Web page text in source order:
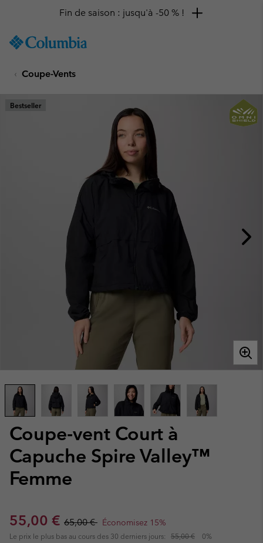
TO
SKIP
MAIN
NAV
Fin de saison : jusqu'à -50 % !
Coupe-Vents
Coupe-vent Court à
Capuche Spire Valley™
Femme
Sale price:
55,00 € Regular price:
65,00 € Économisez 15%
Le prix le plus bas au cours des 30 derniers jours: 55,00 € 0%
Bestseller